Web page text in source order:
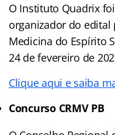
O Instituto Quadrix
organizador do edital
Medicina do Espírito
24 de fevereiro de
Clique aqui e saiba
Concurso CRMV PB